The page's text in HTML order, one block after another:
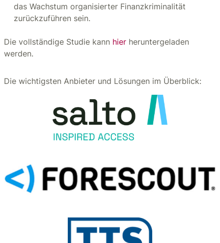
das Wachstum organisierter Finanzkriminalität
zurückzuführen sein.
Die vollständige Studie kann hier heruntergeladen
werden.
Die wichtigsten Anbieter und Lösungen im Überblick: